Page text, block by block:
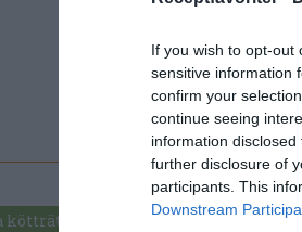
If you wish to opt-out
sensitive information
confirm your
continue seeing
information
further disclosure of
participants. This
Downstream
kötträtter Svamp